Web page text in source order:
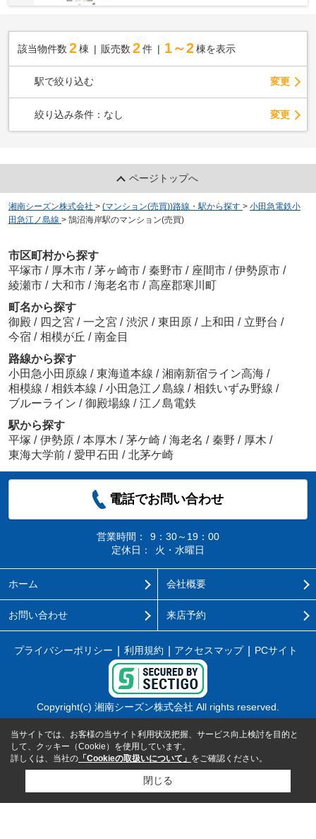
該当物件数 2棟 販売数 2 件 1～2 棟を表示
駅で絞り込む 変更
絞り込み条件： なし 変更
ページトップへ
湘南シーズン株式会社 > (マンション(売買))路線・駅から探す > 小田急電鉄小
田急江ノ島線 > 鵠沼海岸駅のマンション(売買)
市区町村から探す
平塚市 / 厚木市 / 茅ヶ崎市 / 秦野市 / 座間市 / 伊勢原市 /
綾瀬市 / 大和市 / 海老名市 / 高座郡寒川町
町名から探す
御殿 / 四之宮 / 一之宮 / 渋沢 / 東田原 / 上和田 / 立野台 /
今宿 / 相模が丘 / 南金目
路線から探す
小田急小田原線 / 東海道本線 / 湘南新宿ライン高海 /
相模線 / 相鉄本線 / 小田急江ノ島線 / 相鉄いずみ野線 /
ブルーライン / 御殿場線 / 江ノ島電鉄
駅から探す
平塚 / 伊勢原 / 本厚木 / 茅ケ崎 / 海老名 / 秦野 / 厚木 /
東海大学前 / 愛甲石田 / 北茅ケ崎
電話でお問い合わせ
営業時間：
9：30～19：00
定休日：
火・水曜日
ホーム 会社概要
お問い合わせ 来店予約
プライバシーポリシー 利用規約 アクセスマップ PCサイト
Copyright(c) 湘南シーズン株式会社 All rights reserved.
当サイトでは、お客様の当サイト利用状況把握、サービス向上検討を目的と
して、クッキー（Cookie）を使用しています。
詳しくは、当社の 「Cookieの取扱いについて」 をご確認ください。
閉じる